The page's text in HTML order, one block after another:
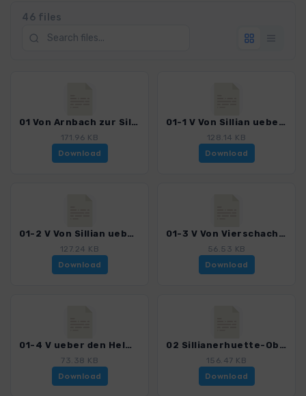
46 files
01 Von Arnbach zur Sillianer Huette_4404_3.gpx
171.96 KB
Download
01-1 V Von Sillian ueber den Heimatsteig_4404_3.gpx
128.14 KB
Download
01-2 V Von Sillian ueber die Leckfeldalm_4404_3.gpx
127.24 KB
Download
01-3 V Von Vierschach mit der Seilbahn_4404_3.gpx
56.53 KB
Download
01-4 V ueber den Helm_4404_3.gpx
73.38 KB
Download
02 Sillianerhuette-Obstanserseehuette_4404_3.gpx
156.47 KB
Download